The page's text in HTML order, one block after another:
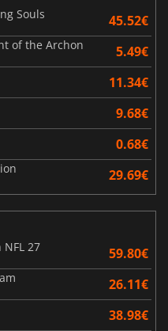
Souls
45.52€
of the Archon 5.49€
11.34€
9.68€
0.68€
29.69€
NFL 27
59.80€
26.11€
38.98€